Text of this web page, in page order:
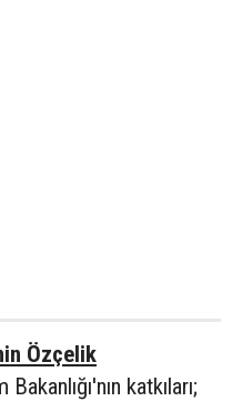
Özçelik
katkıları;